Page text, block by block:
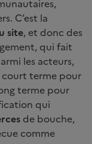
C’est la
site, et donc des
qui fait
les acteurs,
court terme pour
terme pour
qui
de bouche,
comme